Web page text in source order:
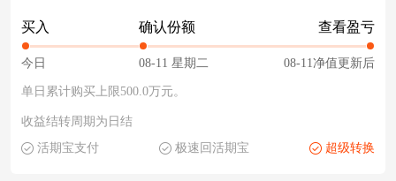
买入
今日
确认份额
08-11 星期二
查看盈亏
08-11净值更新后
单日累计购买上限500.0万元。
收益结转周期为日结
活期宝支付
极速回活期宝 超级转换